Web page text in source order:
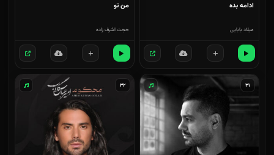
ادامه بده
میلاد بابایی
من تو
حجت اشرف زاده
۳۱ ۳۲